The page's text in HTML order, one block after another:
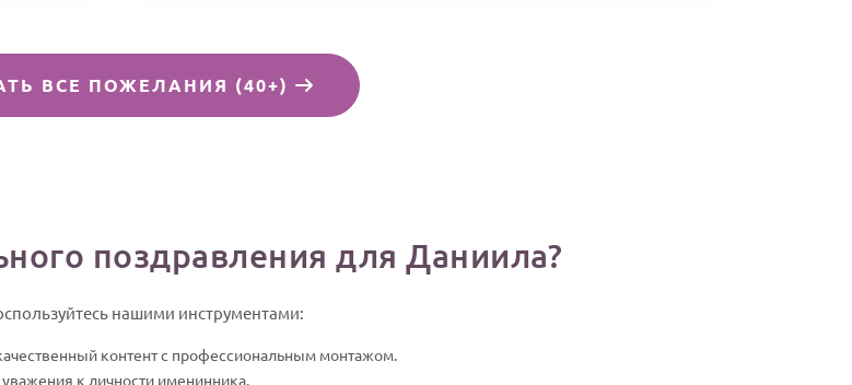
ВСЕ ПОЖЕЛАНИЯ (40+)
поздравления для Даниила?
нашими инструментами:
контент с профессиональным монтажом.
к личности именинника.